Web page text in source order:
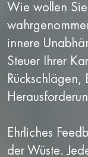
Wie wollen Sie
innere
Steuer Ihrer
Rückschlägen,
Ehrliches
der Wüste.